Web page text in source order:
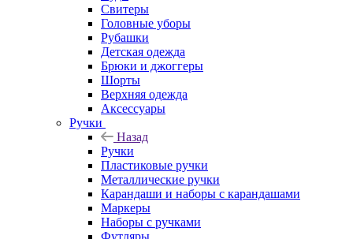
Свитеры
Головные уборы
Рубашки
Детская одежда
Брюки и джоггеры
Шорты
Верхняя одежда
Аксессуары
Ручки
Назад
Ручки
Пластиковые ручки
Металлические ручки
Карандаши и наборы с карандашами
Маркеры
Наборы с ручками
Футляры